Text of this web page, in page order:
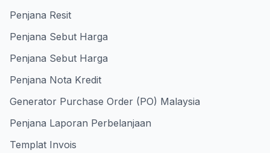
Penjana Resit
Penjana Sebut Harga
Penjana Sebut Harga
Penjana Nota Kredit
Generator Purchase Order (PO) Malaysia
Penjana Laporan Perbelanjaan
Templat Invois